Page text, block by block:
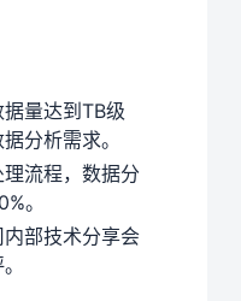
量达到TB级
分析需求。
流程，数据分
。
部技术分享会